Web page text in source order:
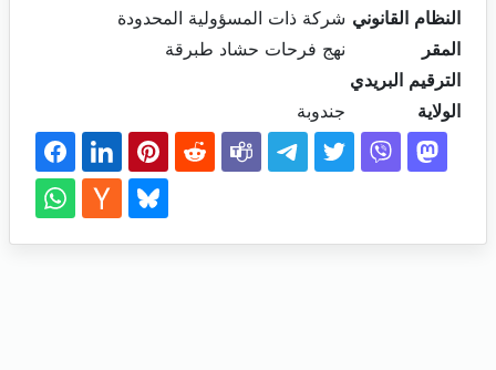
النظام القانوني شركة ذات المسؤولية المحدودة
المقر
نهج فرحات حشاد طبرقة
الترقيم البريدي
الولاية
جندوبة